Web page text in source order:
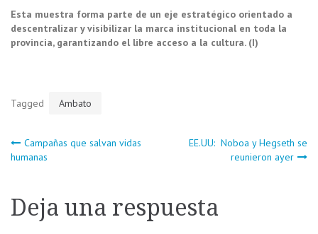
Esta muestra forma parte de un eje estratégico orientado a
descentralizar y visibilizar la marca institucional en toda la
provincia, garantizando el libre acceso a la cultura. (I)
Tagged Ambato
Navegación
entradas
Campañas que salvan vidas
humanas
EE.UU: Noboa y Hegseth se
reunieron ayer
Deja una respuesta